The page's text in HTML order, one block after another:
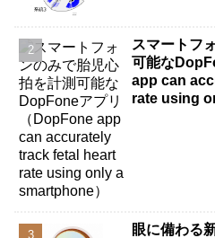
スマートフ
可能な
app can
rate using
眼に備わる